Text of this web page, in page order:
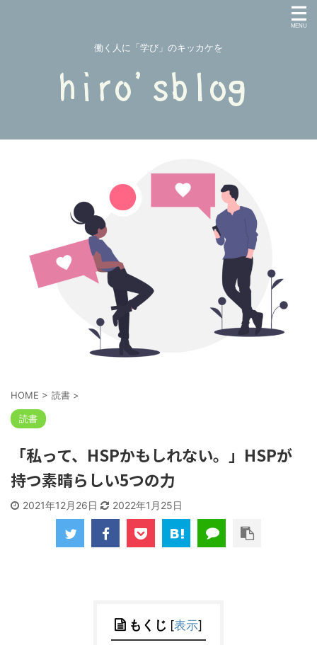
働く人に「学び」のキッカケを
HOME > 読書 >
読書
「私って、HSPかもしれない。」HSPが
持つ素晴らしい5つの力
2021年12月26日 2022年1月25日
もくじ [表示]